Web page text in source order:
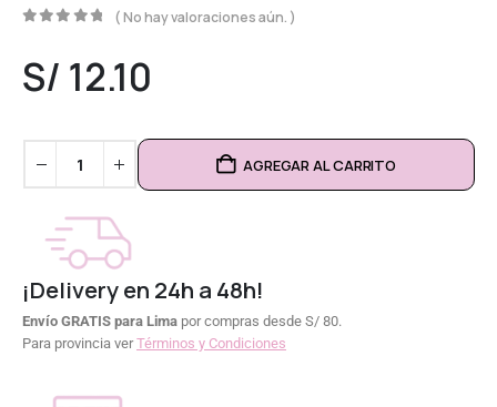
( No hay valoraciones aún. )
S/ 12.10
AGREGAR AL CARRITO
¡Delivery en 24h a 48h!
Envío GRATIS para Lima por compras desde S/ 80.
Para provincia verTérminos y Condiciones